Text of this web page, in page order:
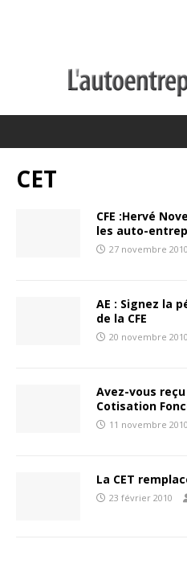
CET
CFE :Hervé
les auto-
27 novembre 2010
AE : Signez la
de la CFE
20 novembre 2010
Avez-vous
Cotisation
11 novembre 2010
La CET
23 février 2010